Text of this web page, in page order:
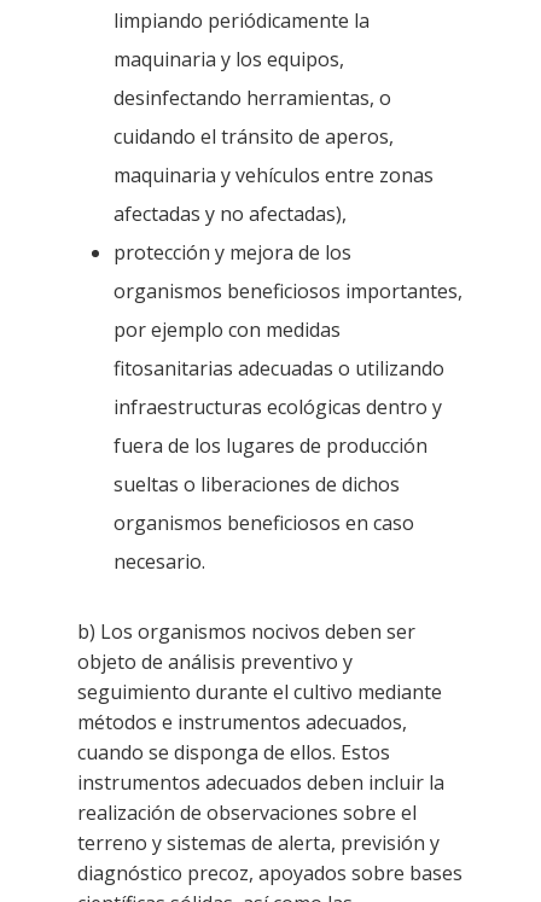
limpiando periódicamente la
maquinaria y los equipos,
desinfectando herramientas, o
cuidando el tránsito de aperos,
maquinaria y vehículos entre zonas
afectadas y no afectadas),
protección y mejora de los
organismos beneficiosos importantes,
por ejemplo con medidas
fitosanitarias adecuadas o utilizando
infraestructuras ecológicas dentro y
fuera de los lugares de producción
sueltas o liberaciones de dichos
organismos beneficiosos en caso
necesario.
b) Los organismos nocivos deben ser
objeto de análisis preventivo y
seguimiento durante el cultivo mediante
métodos e instrumentos adecuados,
cuando se disponga de ellos. Estos
instrumentos adecuados deben incluir la
realización de observaciones sobre el
terreno y sistemas de alerta, previsión y
diagnóstico precoz, apoyados sobre bases